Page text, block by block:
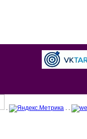
. . .